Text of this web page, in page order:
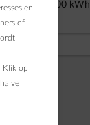
Gas > 500.000 kWh
en
of
Klik op